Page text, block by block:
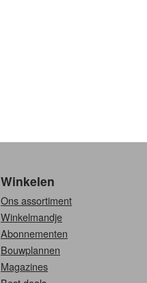
Winkelen
Ons assortiment
Winkelmandje
Abonnementen
Bouwplannen
Magazines